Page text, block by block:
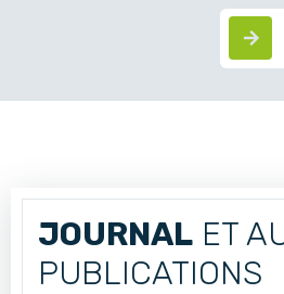
JOURNAL ET
PUBLICATIONS